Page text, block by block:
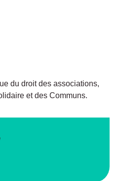
du droit des associations,
et des Communs.